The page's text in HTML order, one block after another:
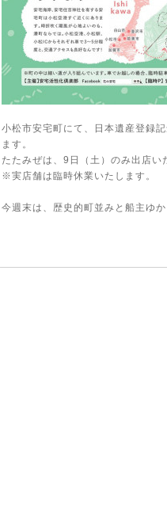
小松市安宅町にて、日本遺産登録
ます。
たたみぜは、9日（土）のみ出店い
※実店舗は臨時休業いたします。
今週末は、歴史的町並みと船主ゆ